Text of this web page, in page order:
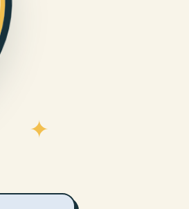
✦